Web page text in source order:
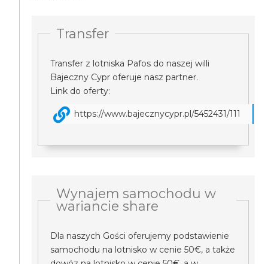
Transfer
Transfer z lotniska Pafos do naszej willi
Bajeczny Cypr oferuje nasz partner.
Link do oferty:
https://www.bajecznycypr.pl/5452431/111
Wynajem samochodu w
wariancie share
Dla naszych Gości oferujemy podstawienie
samochodu na lotnisko w cenie 50€, a także